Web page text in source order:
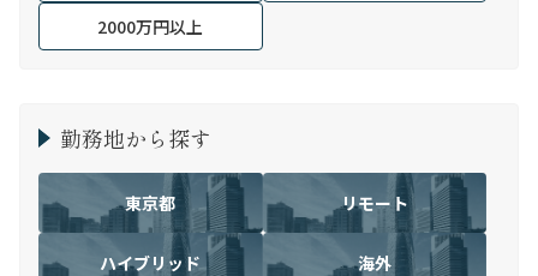
2000万円以上
勤務地から探す
東京都 リモート
ハイブリッド 海外